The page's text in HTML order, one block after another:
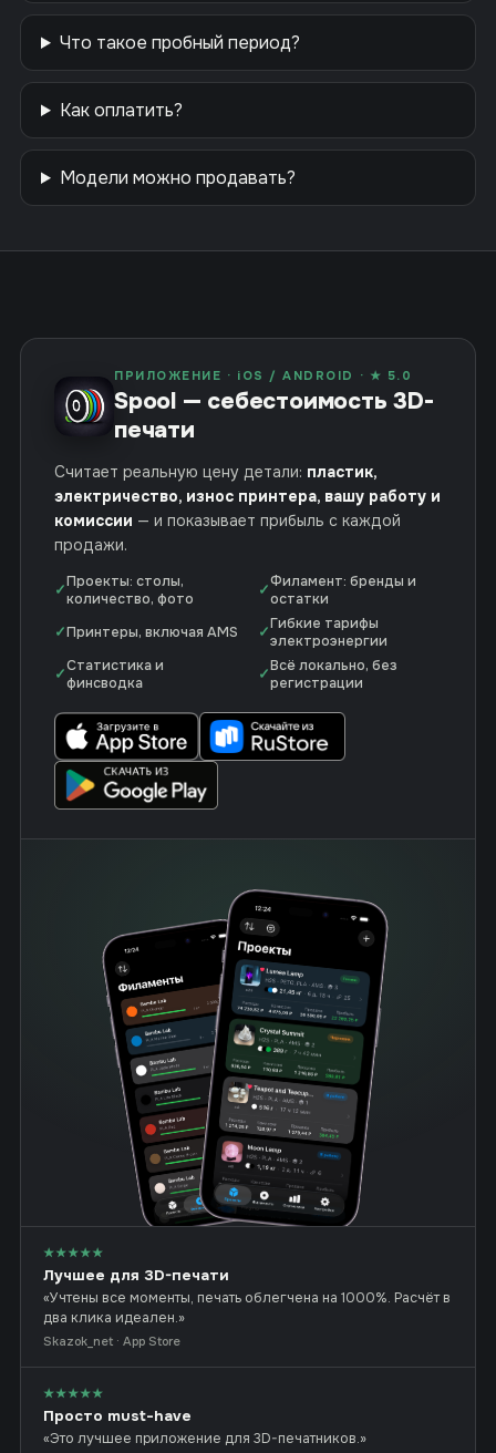
Что такое пробный период?
Как оплатить?
Модели можно продавать?
ПРИЛОЖЕНИЕ · iOS / ANDROID · ★ 5.0
Spool — себестоимость 3D-
печати
Считает реальную цену детали: пластик,
электричество, износ принтера, вашу работу и
комиссии — и показывает прибыль с каждой
продажи.
✓Проекты: столы,
количество, фото
✓Филамент: бренды и
остатки
✓Принтеры, включая AMS ✓Гибкие тарифы
электроэнергии
✓Статистика и
финсводка
✓Всё локально, без
регистрации
★★★★★
Лучшее для 3D-печати
«Учтены все моменты, печать облегчена на 1000%. Расчёт в
два клика идеален.»
Skazok_net · App Store
★★★★★
Просто must-have
«Это лучшее приложение для 3D-печатников.»